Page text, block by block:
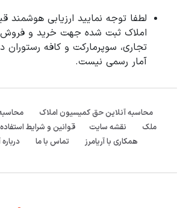
لطفا توجه نمایید ارزیابی
املاک ثبت شده جهت خرید و فروش
تجاری، سوپرمارکت و کافه رستوران
آمار رسمی نیست.
محاسبه آنلاین حق کمیسیون املاک
ملک
نقشه سایت قوانین و شرایط استفاده
همکاری با آریامرز
تماس با ما درباره